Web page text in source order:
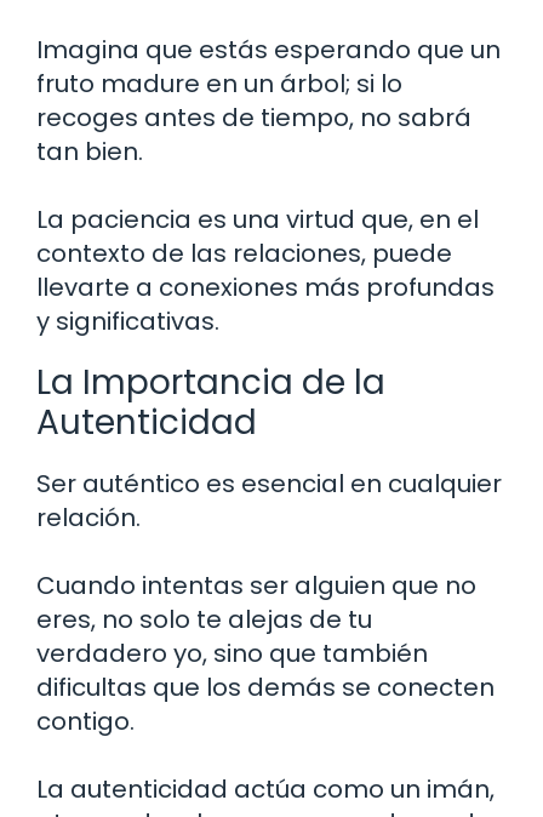
Imagina que estás esperando que un
fruto madure en un árbol; si lo
recoges antes de tiempo, no sabrá
tan bien.
La paciencia es una virtud que, en el
contexto de las relaciones, puede
llevarte a conexiones más profundas
y significativas.
La Importancia de la
Autenticidad
Ser auténtico es esencial en cualquier
relación.
Cuando intentas ser alguien que no
eres, no solo te alejas de tu
verdadero yo, sino que también
dificultas que los demás se conecten
contigo.
La autenticidad actúa como un imán,